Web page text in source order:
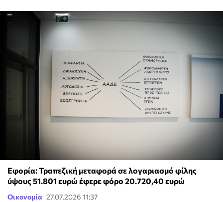
Εφορία: Τραπεζική μεταφορά σε λογαριασμό φίλης
ύψους 51.801 ευρώ έφερε φόρο 20.720,40 ευρώ
Οικονομία 27.07.2026 11:37